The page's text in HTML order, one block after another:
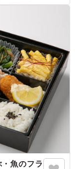
ぱいになりまし
ぞれがおいし
満足度の高いお
、ご飯との相性
。
魚のフラ